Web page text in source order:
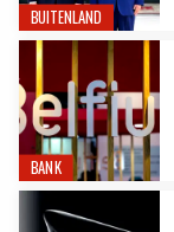
BUITENLAND
BANK